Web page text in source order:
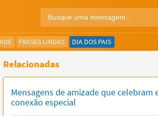
FRASES LINDAS DIA DOS PAIS
Relacionadas
Mensagens de amizade que celebram
conexão especial